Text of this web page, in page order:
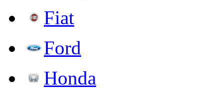
Fiat
Ford
Honda